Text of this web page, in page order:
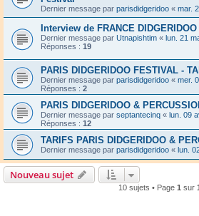
Dernier message par parisdidgeridoo « mar.
Interview de FRANCE DIDGERIDOO
Dernier message par Utnapishtim « lun. 21
Réponses : 19
PARIS DIDGERIDOO FESTIVAL -
Dernier message par parisdidgeridoo « mer.
Réponses : 2
PARIS DIDGERIDOO &
Dernier message par septantecinq « lun. 09
Réponses : 12
TARIFS PARIS DIDGERIDOO &
Dernier message par parisdidgeridoo « lun.
Nouveau sujet
10 sujets • Page 1 sur